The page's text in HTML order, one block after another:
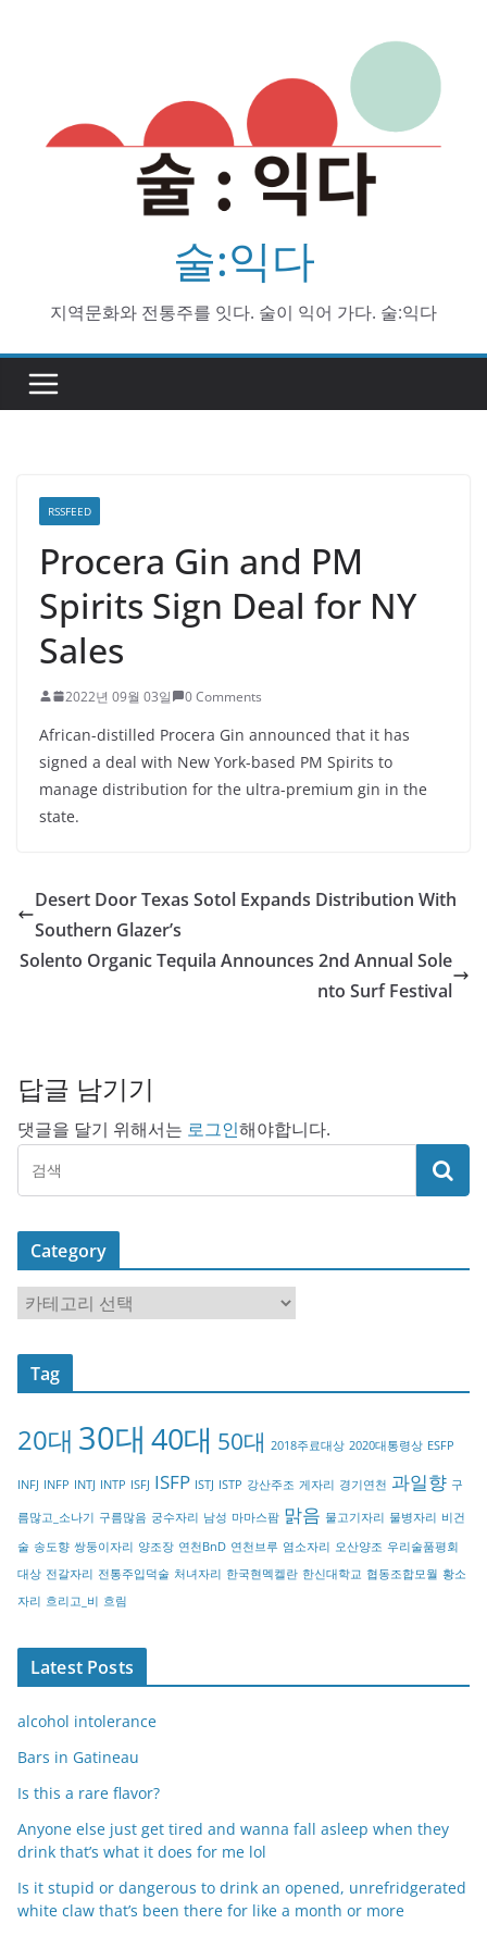
술:익다
지역문화와 전통주를 잇다. 술이 익어 가다. 술:익다
RSSFEED
Procera Gin and PM
Spirits Sign Deal for NY
Sales
2022년 09월 03일 0 Comments
African-distilled Procera Gin announced that it has
signed a deal with New York-based PM Spirits to
manage distribution for the ultra-premium gin in the
state.
Desert Door Texas Sotol Expands Distribution With
Southern Glazer’s
Solento Organic Tequila Announces 2nd Annual Sole
nto Surf Festival
답글 남기기
댓글을 달기 위해서는 로그인해야합니다.
Category
a
t
o
y
Tag
20대 30대 40대 50대 2018주료대상 2020대통령상 ESFP
INFJ INFP INTJ INTP ISFJ ISFP ISTJ ISTP 강산주조 게자리 경기연천 과일향 구
름많고_소나기 구름많음 궁수자리 남성 마마스팜 맑음 물고기자리 물병자리 비건
술 송도향 쌍둥이자리 양조장 연천BnD 연천브루 염소자리 오산양조 우리술품평회
대상 전갈자리 전통주입덕술 처녀자리 한국현멕켈란 한신대학교 협동조합모월 황소
자리 흐리고_비 흐림
Latest Posts
alcohol intolerance
Bars in Gatineau
Is this a rare flavor?
Anyone else just get tired and wanna fall asleep when they
drink that’s what it does for me lol
Is it stupid or dangerous to drink an opened, unrefridgerated
white claw that’s been there for like a month or more